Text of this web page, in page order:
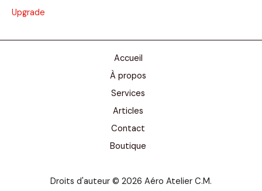
Upgrade
Accueil
À propos
Services
Articles
Contact
Boutique
Droits d'auteur © 2026 Aéro Atelier C.M.